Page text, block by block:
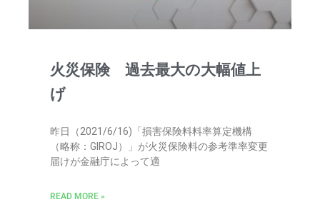
火災保険 過去最大の大幅値上
げ
昨日（2021/6/16)「損害保険料料率算定機構
（略称：GIROJ）」が火災保険料の参考準率変更
届けが金融庁によって適
READ MORE »